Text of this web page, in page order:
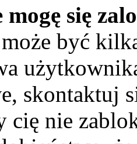
mogę się
być
skontaktuj
cię nie